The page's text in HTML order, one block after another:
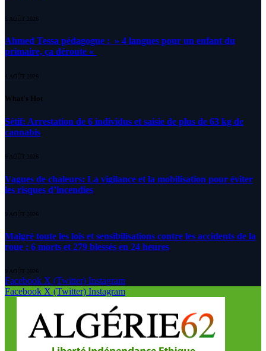
5 AOÛT 2026
Ahmed Tessa pédagogue : » 4 langues pour un enfant du
primaire, ça déroute «
4 AOÛT 2026
What's Hot
Sétif: Arrestation de 6 individus et saisie de plus de 63 kg de
cannabis
9 AOÛT 2026
Vagues de chaleurs: La vigilance et la mobilisation pour éviter
les risques d’incendies
9 AOÛT 2026
Malgré toute les lois et sensibilisations contre les accidents de la
roue : 6 morts et 279 blessés en 24 heures
9 AOÛT 2026
Facebook X (Twitter) Instagram
Facebook X (Twitter) Instagram